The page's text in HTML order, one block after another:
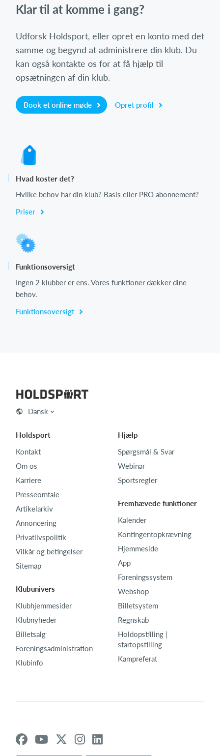
Klar til at komme i gang?
Udforsk Holdsport, eller opret en konto med det
samme og begynd at administrere din klub. Du
kan også kontakte os for at få hjælp til
opsætningen af din klub.
Book et online møde Opret profil
Hvad koster det?
Hvilke behov har din klub? Basis eller PRO abonnement?
Priser
Funktionsoversigt
Ingen 2 klubber er ens. Vores funktioner dækker dine
behov.
Funktionsoversigt
Dansk
Holdsport
Kontakt
Om os
Karriere
Presseomtale
Artikelarkiv
Annoncering
Privatlivspolitik
Vilkår og betingelser
Sitemap
Klubunivers
Klubhjemmesider
Klubnyheder
Billetsalg
Foreningsadministration
Klubinfo
Hjælp
Spørgsmål & Svar
Webinar
Sportsregler
Fremhævede funktioner
Kalender
Kontingentopkrævning
Hjemmeside
App
Foreningssystem
Webshop
Billetsystem
Regnskab
Holdopstilling |
startopstilling
Kampreferat